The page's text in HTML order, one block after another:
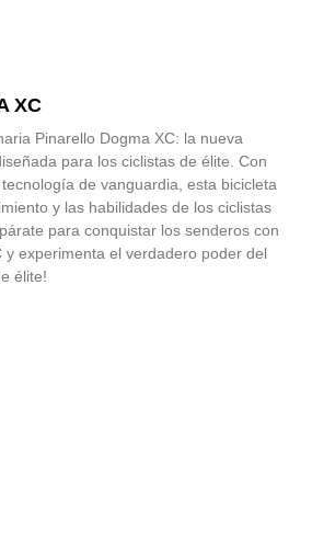
XC
Pinarello Dogma XC: la nueva
para los ciclistas de élite. Con
de vanguardia, esta bicicleta
y las habilidades de los ciclistas
para conquistar los senderos con
y experimenta el verdadero poder del
élite!